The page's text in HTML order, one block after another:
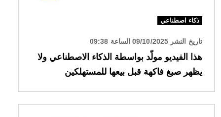
ذكاء اصطناعي
تاريخ النشر 09/10/2025 الساعة 09:38
هذا الفيديو مولّد بواسطة الذكاء الاصطناعي ولا
يظهر صبغ فاكهة قبل بيعها للمستهلكين